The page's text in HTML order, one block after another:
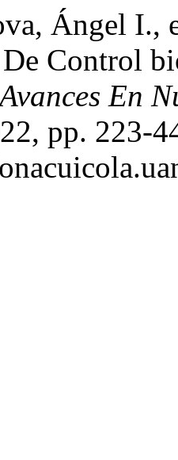
Ángel I.,
Control
Avances En
pp. 223-